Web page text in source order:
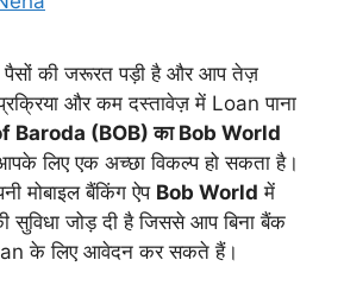
की जरूरत पड़ी है और आप तेज़
और कम दस्तावेज़ में Loan पाना
Baroda (BOB) का Bob World
लिए एक अच्छा विकल्प हो सकता है।
मोबाइल बैंकिंग ऐप Bob World में
जोड़ दी है जिससे आप बिना बैंक
के लिए आवेदन कर सकते हैं।